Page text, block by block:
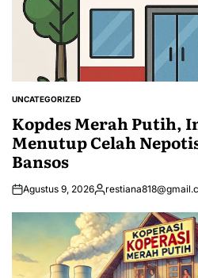
POSTED
UNCATEGORIZED
Kopdes Merah Putih,
Menutup Celah
Bansos
Agustus 9, 2026Posted